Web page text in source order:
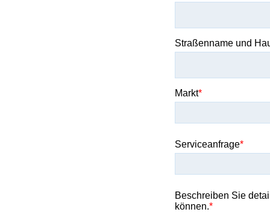
Straßenname und
Markt
Serviceanfrage
Beschreiben Sie
können.